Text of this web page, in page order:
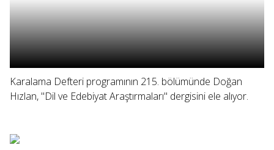
Karalama Defteri programının 215. bölümünde Doğan
Hızlan, "Dil ve Edebiyat Araştırmaları" dergisini ele alıyor.